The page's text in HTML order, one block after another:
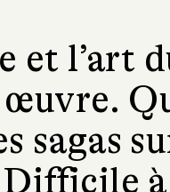
et l’art
sagas
Difficile à